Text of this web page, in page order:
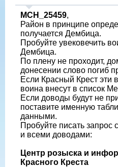
МСН_25459,
Район в принципе
получается Дембица.
Пробуйте увековечить
Дембица.
По плену не проходит,
донесении слово погиб
Если Красный Крест эти
воина внесут в список
Если доводы будут не
поставите именную
данными.
Пробуйте писать запрос
и всеми доводами:
Центр розыска и
Красного Креста